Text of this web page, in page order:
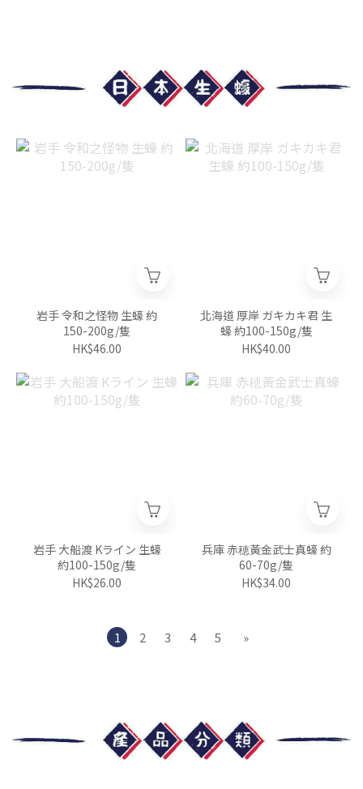
岩手 令和之怪物 生蠔 約
150-200g/隻
HK$46.00
北海道 厚岸 ガキカキ君 生
蠔 約100-150g/隻
HK$40.00
岩手 大船渡 Kライン 生蠔
約100-150g/隻
HK$26.00
兵庫 赤穂黃金武士真蠔 約
60-70g/隻
HK$34.00
1 2 3 4 5 »